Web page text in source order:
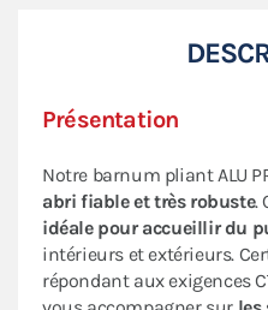
Présentation
Notre barnum pliant ALU
abri fiable et très robuste.
idéale pour accueillir du
intérieurs et extérieurs.
répondant aux exigences